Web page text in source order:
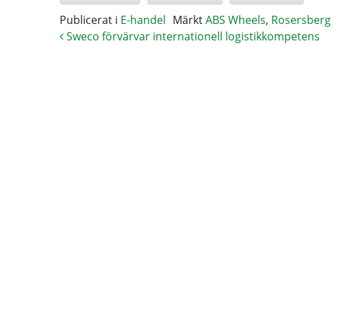
Publicerat i E-handel MärktABS Wheels, Rosersberg
Sweco förvärvar internationell logistikkompetens